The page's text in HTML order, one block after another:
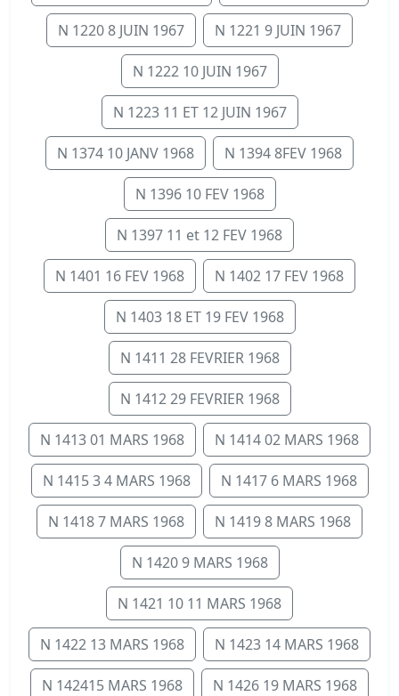
N 1220 8 JUIN 1967 N 1221 9 JUIN 1967
N 1222 10 JUIN 1967
N 1223 11 ET 12 JUIN 1967
N 1374 10 JANV 1968 N 1394 8FEV 1968
N 1396 10 FEV 1968
N 1397 11 et 12 FEV 1968
N 1401 16 FEV 1968 N 1402 17 FEV 1968
N 1403 18 ET 19 FEV 1968
N 1411 28 FEVRIER 1968
N 1412 29 FEVRIER 1968
N 1413 01 MARS 1968 N 1414 02 MARS 1968
N 1415 3 4 MARS 1968 N 1417 6 MARS 1968
N 1418 7 MARS 1968 N 1419 8 MARS 1968
N 1420 9 MARS 1968
N 1421 10 11 MARS 1968
N 1422 13 MARS 1968 N 1423 14 MARS 1968
N 142415 MARS 1968 N 1426 19 MARS 1968